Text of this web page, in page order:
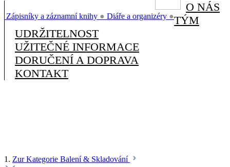
Zápisníky a záznamní knihy ● Diáře a organizéry ●
O NÁS
TÝM
UDRŽITELNOST
UŽITEČNÉ INFORMACE
DORUČENÍ A DOPRAVA
KONTAKT
1. Zur Kategorie Balení & Skladování